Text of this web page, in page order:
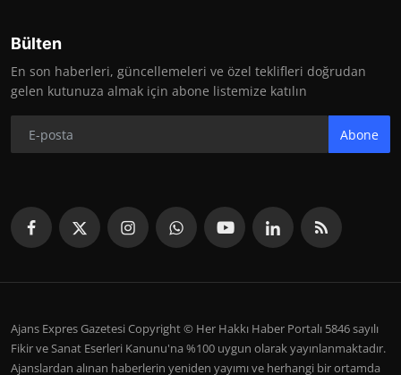
Bülten
En son haberleri, güncellemeleri ve özel teklifleri doğrudan
gelen kutunuza almak için abone listemize katılın
Abone
Ajans Expres Gazetesi Copyright © Her Hakkı Haber Portalı 5846 sayılı
Fikir ve Sanat Eserleri Kanunu'na %100 uygun olarak yayınlanmaktadır.
Ajanslardan alınan haberlerin yeniden yayımı ve herhangi bir ortamda